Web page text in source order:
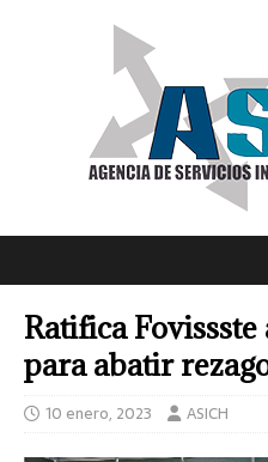
Ratifica
para abatir
10 enero, 2023 ASICH